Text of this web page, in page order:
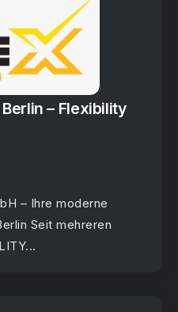
– Flexibility
– Ihre moderne
Seit mehreren